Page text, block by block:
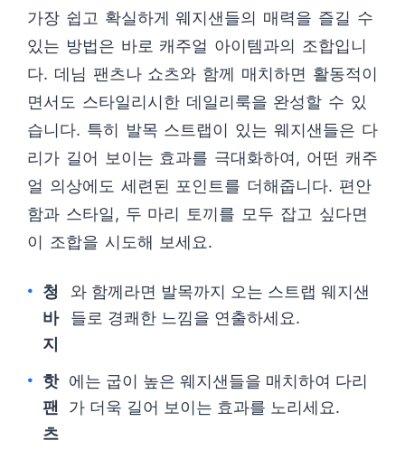
가장 쉽고 확실하게 웨지샌들의 매력을 즐길 수
있는 방법은 바로 캐주얼 아이템과의 조합입니
다. 데님 팬츠나 쇼츠와 함께 매치하면 활동적이
면서도 스타일리시한 데일리룩을 완성할 수 있
습니다. 특히 발목 스트랩이 있는 웨지샌들은 다
리가 길어 보이는 효과를 극대화하여, 어떤 캐주
얼 의상에도 세련된 포인트를 더해줍니다. 편안
함과 스타일, 두 마리 토끼를 모두 잡고 싶다면
이 조합을 시도해 보세요.
청
바
지
와 함께라면 발목까지 오는 스트랩 웨지샌
들로 경쾌한 느낌을 연출하세요.
핫
팬
츠
에는 굽이 높은 웨지샌들을 매치하여 다리
가 더욱 길어 보이는 효과를 노리세요.